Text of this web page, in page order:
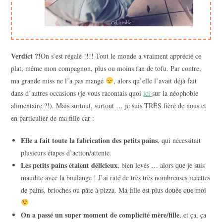
Verdict ?!On s’est régalé !!!! Tout le monde a vraiment apprécié ce
plat, même mon compagnon, plus ou moins fan de tofu. Par contre,
ma grande miss ne l’a pas mangé
, alors qu’elle l’avait déjà fait
dans d’autres occasions (je vous racontais quoiicisur la néophobie
alimentaire ?!). Mais surtout, surtout … je suis TRÈS fière de nous et
en particulier de ma fille car :
Elle a fait toute la fabrication des petits pains, qui nécessitait
plusieurs étapes d’action/attente.
Les petits pains étaient délicieux, bien levés … alors que je suis
maudite avec la boulange ! J’ai raté de très très nombreuses recettes
de pains, brioches ou pâte à pizza. Ma fille est plus douée que moi
On a passé un super moment de complicité mère/fille, et ça, ça